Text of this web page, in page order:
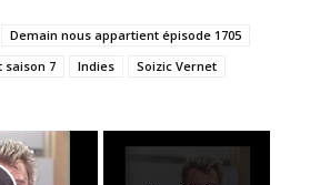
Demain nous appartient épisode 1705
saison 7
Indies Soizic Vernet